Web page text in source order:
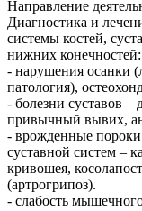
Направление
Диагностика и
системы костей,
нижних конечностей:
- нарушения осанки
патология),
- болезни суставов
привычный вывих,
- врожденные
суставной систем –
кривошея,
(артрогрипоз).
- слабость